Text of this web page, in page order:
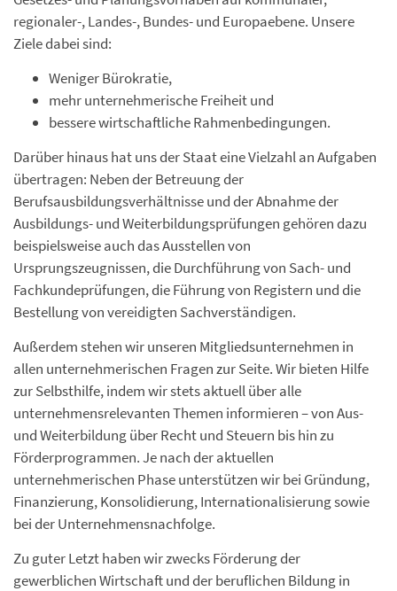
regionaler-, Landes-, Bundes- und Europaebene. Unsere
Ziele dabei sind:
Weniger Bürokratie,
mehr unternehmerische Freiheit und
bessere wirtschaftliche Rahmenbedingungen.
Darüber hinaus hat uns der Staat eine Vielzahl an Aufgaben
übertragen: Neben der Betreuung der
Berufsausbildungsverhältnisse und der Abnahme der
Ausbildungs- und Weiterbildungsprüfungen gehören dazu
beispielsweise auch das Ausstellen von
Ursprungszeugnissen, die Durchführung von Sach- und
Fachkundeprüfungen, die Führung von Registern und die
Bestellung von vereidigten Sachverständigen.
Außerdem stehen wir unseren Mitgliedsunternehmen in
allen unternehmerischen Fragen zur Seite. Wir bieten Hilfe
zur Selbsthilfe, indem wir stets aktuell über alle
unternehmensrelevanten Themen informieren – von Aus-
und Weiterbildung über Recht und Steuern bis hin zu
Förderprogrammen. Je nach der aktuellen
unternehmerischen Phase unterstützen wir bei Gründung,
Finanzierung, Konsolidierung, Internationalisierung sowie
bei der Unternehmensnachfolge.
Zu guter Letzt haben wir zwecks Förderung der
gewerblichen Wirtschaft und der beruflichen Bildung in